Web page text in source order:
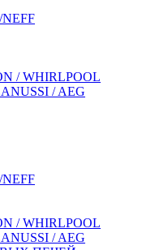
/ WHIRLPOOL
/ AEG
/ WHIRLPOOL
/ AEG